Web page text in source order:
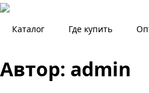
Каталог Где купить
Автор: admin